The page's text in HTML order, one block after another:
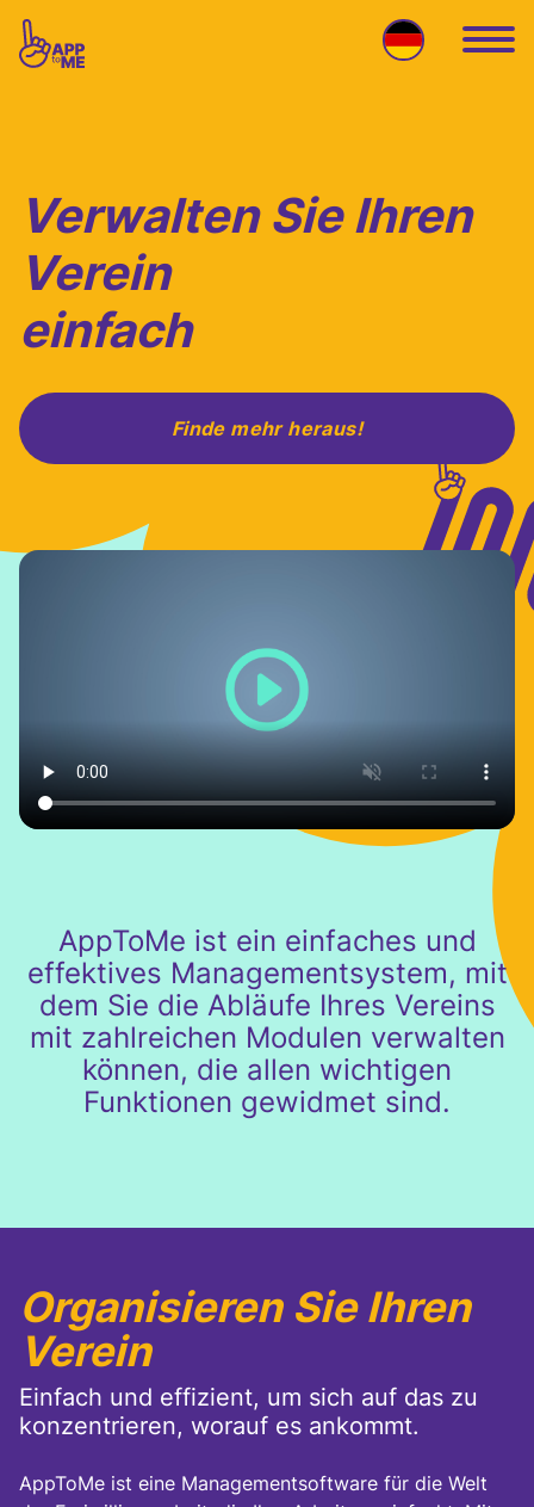
Zum Hauptinhalt springen
Verwalten Sie Ihren
Verein
einfach
Finde mehr heraus!
AppToMe ist ein einfaches und
effektives Managementsystem, mit
dem Sie die Abläufe Ihres Vereins
mit zahlreichen Modulen verwalten
können, die allen wichtigen
Funktionen gewidmet sind.
Organisieren Sie Ihren
Verein
Einfach und effizient, um sich auf das zu
konzentrieren, worauf es ankommt.
AppToMe ist eine Managementsoftware für die Welt